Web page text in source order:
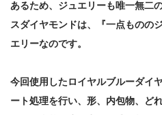
あるため、ジュエリーも唯一無二
スダイヤモンドは、『一点ものの
エリーなのです。
今回使用したロイヤルブルーダイ
ート処理を行い、形、内包物、ど